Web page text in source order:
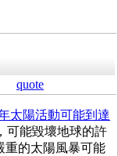
quote
太陽活動可能到達
可能毀壞地球的許
重的太陽風暴可能